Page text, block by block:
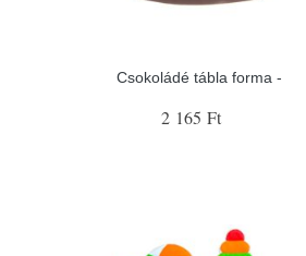
Csokoládé tábla forma -
2 165 Ft